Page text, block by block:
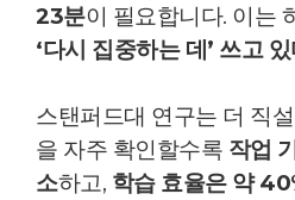
23분이 필요합니다. 이는
‘다시 집중하는 데’ 쓰고
스탠퍼드대 연구는 더 직
을 자주 확인할수록 작업
소하고, 학습 효율은 약